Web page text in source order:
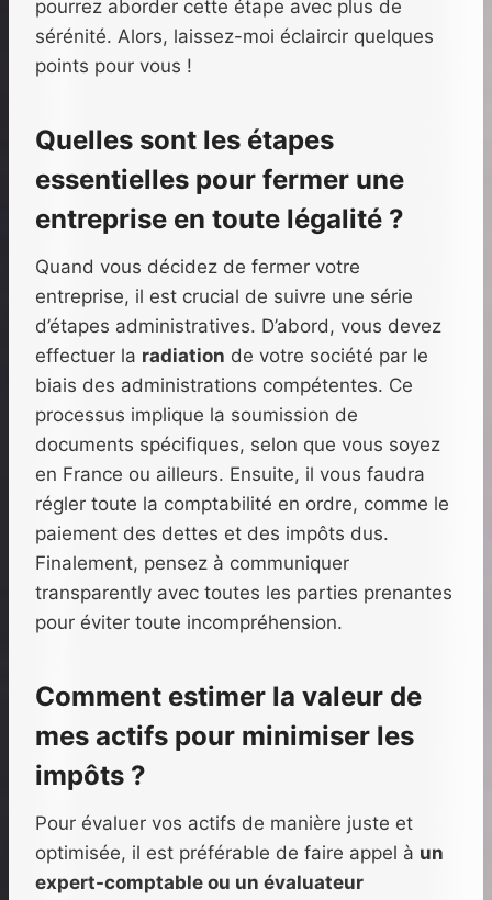
pourrez aborder cette étape avec plus de
sérénité. Alors, laissez-moi éclaircir quelques
points pour vous !
Quelles sont les étapes
essentielles pour fermer une
entreprise en toute légalité ?
Quand vous décidez de fermer votre
entreprise, il est crucial de suivre une série
d’étapes administratives. D’abord, vous devez
effectuer la radiation de votre société par le
biais des administrations compétentes. Ce
processus implique la soumission de
documents spécifiques, selon que vous soyez
en France ou ailleurs. Ensuite, il vous faudra
régler toute la comptabilité en ordre, comme le
paiement des dettes et des impôts dus.
Finalement, pensez à communiquer
transparently avec toutes les parties prenantes
pour éviter toute incompréhension.
Comment estimer la valeur de
mes actifs pour minimiser les
impôts ?
Pour évaluer vos actifs de manière juste et
optimisée, il est préférable de faire appel à un
expert-comptable ou un évaluateur